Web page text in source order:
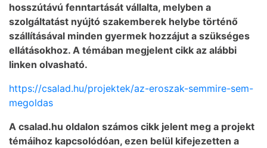
hosszútávú fenntartását vállalta, melyben a
szolgáltatást nyújtó szakemberek helybe történő
szállításával minden gyermek hozzájut a szükséges
ellátásokhoz. A témában megjelent cikk az alábbi
linken olvasható.
https://csalad.hu/projektek/az-eroszak-semmire-sem-
megoldas
A csalad.hu oldalon számos cikk jelent meg a projekt
témáihoz kapcsolódóan, ezen belül kifejezetten a